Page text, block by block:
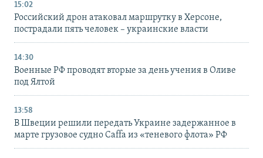
15:02
Российский дрон атаковал маршрутку в Херсоне,
пострадали пять человек – украинские власти
14:30
Военные РФ проводят вторые за день учения в Оливе
под Ялтой
13:58
В Швеции решили передать Украине задержанное в
марте грузовое судно Caffa из «теневого флота» РФ